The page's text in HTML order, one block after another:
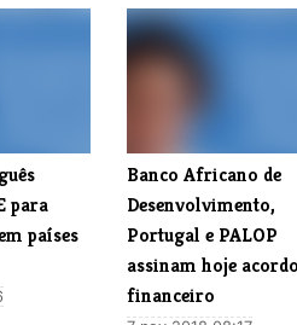
para
países
​Banco Africano de
Desenvolvimento,
Portugal e PALOP
assinam hoje acordo
financeiro